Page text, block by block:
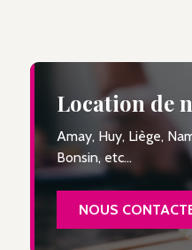
Location de
Amay, Huy, Liège,
Bonsin, etc...
NOUS